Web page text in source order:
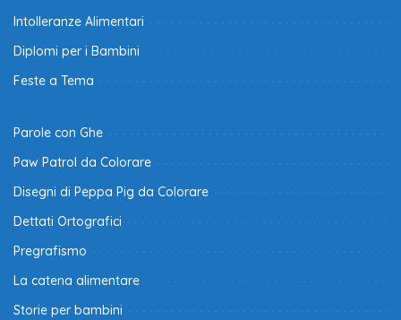
Intolleranze Alimentari
Diplomi per i Bambini
Feste a Tema
Parole con Ghe
Paw Patrol da Colorare
Disegni di Peppa Pig da Colorare
Dettati Ortografici
Pregrafismo
La catena alimentare
Storie per bambini